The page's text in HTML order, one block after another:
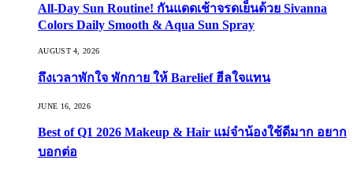
All-Day Sun Routine! กันแดดเช้าจรดเย็นด้วย Sivanna
Colors Daily Smooth & Aqua Sun Spray
AUGUST 4, 2026
ถึงเวลาพักใจ พักกาย ให้ Barelief ฮีลใจแทน
JUNE 16, 2026
Best of Q1 2026 Makeup & Hair แม่จ๋าน้องใช้ดีมาก อยาก
บอกต่อ